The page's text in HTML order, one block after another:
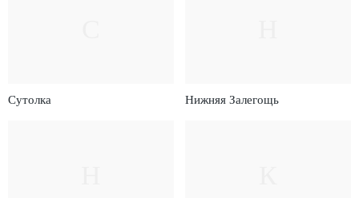
Сутолка Нижняя Залегощь